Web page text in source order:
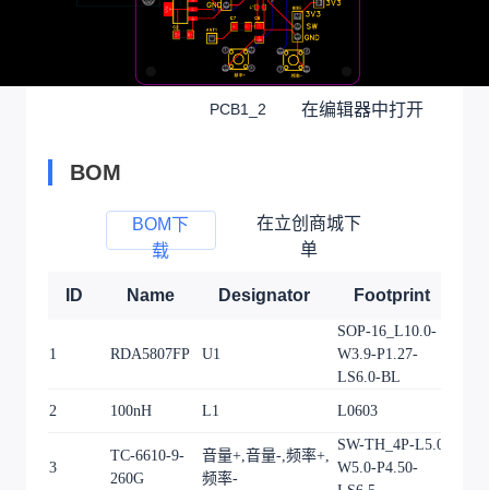
PCB1_2 在编辑器中打开
BOM
BOM下
载
在立创商城下
单
ID Name Designator Footprint
1 RDA5807FP U1
SOP-16_L10.0-
W3.9-P1.27-
LS6.0-BL
2 100nH L1 L0603
3
TC-6610-9-
260G
音量+,音量-,频率+,
频率-
SW-TH_4P-L5.0-
W5.0-P4.50-